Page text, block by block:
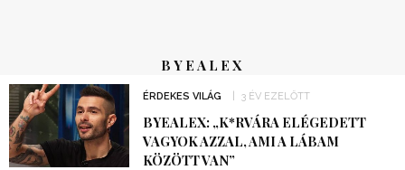
BYEALEX
ÉRDEKES VILÁG 3 ÉV EZELŐTT
BYEALEX: „K*RVÁRA ELÉGEDETT
VAGYOK AZZAL, AMI A LÁBAM
KÖZÖTT VAN”